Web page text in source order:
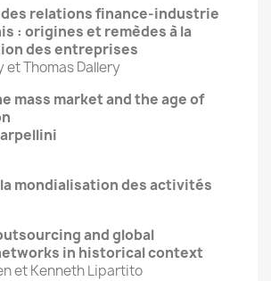
relations finance-industrie
: origines et remèdes à la
des entreprises
et Thomas Dallery
mass market and the age of
mondialisation des activités
and global
in historical context
et Kenneth Lipartito